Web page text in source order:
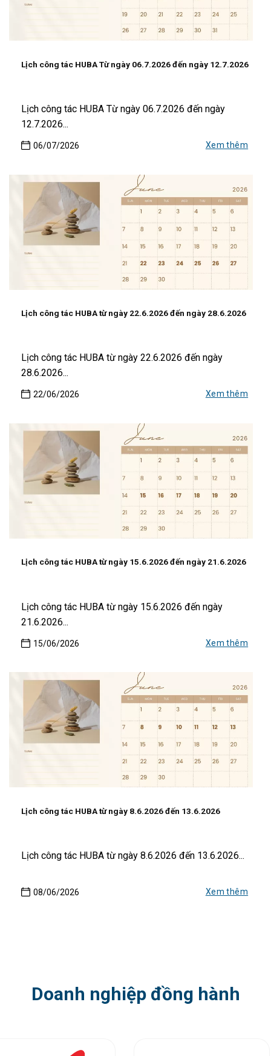
Lịch công tác HUBA Từ ngày 06.7.2026 đến ngày 12.7.2026
06/07/2026
Lịch công tác HUBA Từ ngày 06.7.2026 đến ngày
12.7.2026...
Xem thêm
Lịch công tác HUBA từ ngày 22.6.2026 đến ngày 28.6.2026
22/06/2026
Lịch công tác HUBA từ ngày 22.6.2026 đến ngày
28.6.2026...
Xem thêm
Lịch công tác HUBA từ ngày 15.6.2026 đến ngày 21.6.2026
15/06/2026
Lịch công tác HUBA từ ngày 15.6.2026 đến ngày
21.6.2026...
Xem thêm
Lịch công tác HUBA từ ngày 8.6.2026 đến 13.6.2026
08/06/2026
Lịch công tác HUBA từ ngày 8.6.2026 đến 13.6.2026...
Xem thêm
Doanh nghiệp đồng hành